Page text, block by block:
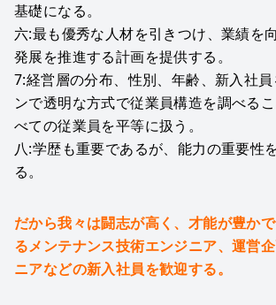
基礎になる。
六:最も優秀な人材を引きつけ、業績を
発展を推進する計画を提供する。
7:経営層の分布、性別、年齢、新入社
ンで透明な方式で従業員構造を調べる
べての従業員を平等に扱う。
八:学歴も重要であるが、能力の重要性
る。
だから我々は闘志が高く、才能が豊か
るメンテナンス技術エンジニア、運営
ニアなどの新入社員を歓迎する。